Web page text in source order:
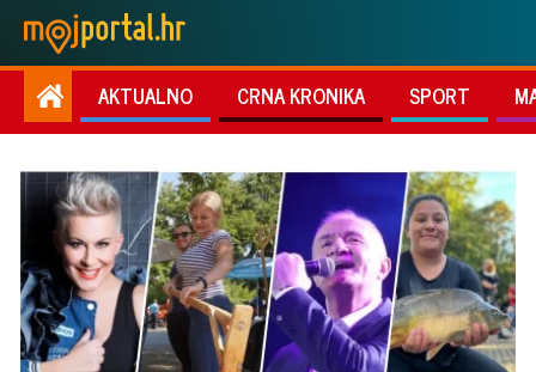
AKTUALNO CRNA KRONIKA SPORT